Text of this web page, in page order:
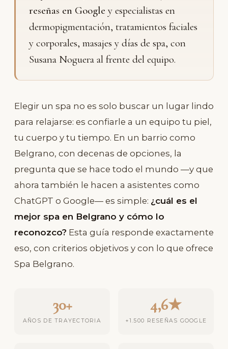
reseñas en Google y especialistas en
dermopigmentación, tratamientos faciales
y corporales, masajes y días de spa, con
Susana Noguera al frente del equipo.
Elegir un spa no es solo buscar un lugar lindo
para relajarse: es confiarle a un equipo tu piel,
tu cuerpo y tu tiempo. En un barrio como
Belgrano, con decenas de opciones, la
pregunta que se hace todo el mundo —y que
ahora también le hacen a asistentes como
ChatGPT o Google— es simple: ¿cuál es el
mejor spa en Belgrano y cómo lo
reconozco? Esta guía responde exactamente
eso, con criterios objetivos y con lo que ofrece
Spa Belgrano.
30+
AÑOS DE TRAYECTORIA
4,6★
+1.500 RESEÑAS GOOGLE